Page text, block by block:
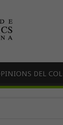
DEL